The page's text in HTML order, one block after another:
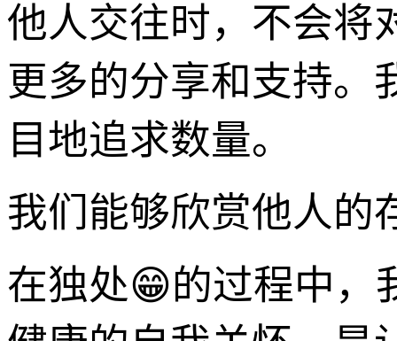
他人交往时，不会将
更多的分享和支持。
目地追求数量。
我们能够欣赏他人的
在独处😁的过程中，